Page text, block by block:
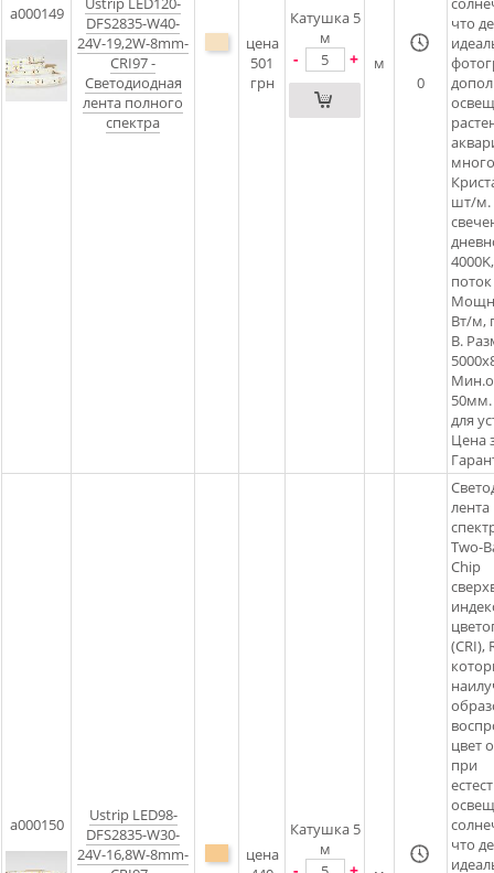
a000149
DFS2835-W40-
24V-19,2W-8mm-
CRI97 -
Светодиодная
лента полного
спектра
цена
501
грн
Катушка 5
м
- +
м
0
что
шт/м.
Вт/м,
В.
для
Цена
a000150
Ustrip LED98-
DFS2835-W30-
24V-16,8W-8mm-
цена
Катушка 5
м
Two-
Chip
(CRI),
цвет
при
что